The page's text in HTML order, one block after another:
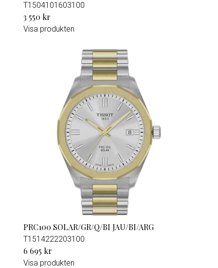
T1504101603100
3 550 kr
Visa produkten
PRC100 SOLAR/GR/Q/BI JAU/BI/ARG
T1514222203100
6 695 kr
Visa produkten